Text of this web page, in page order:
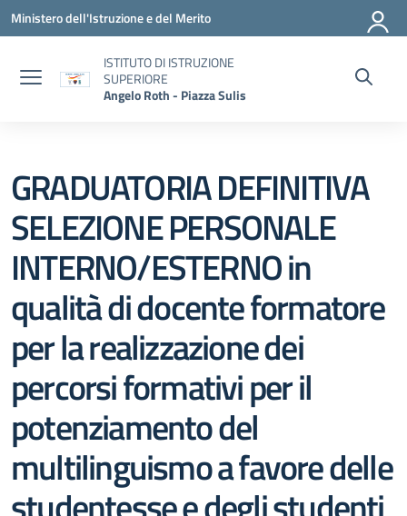
Vai ai contenuti
Vai al menu di navigazione
Vai al footer
Ministero dell'Istruzione e del Merito
ISTITUTO DI ISTRUZIONE
SUPERIORE
Angelo Roth - Piazza Sulis
GRADUATORIA DEFINITIVA
SELEZIONE PERSONALE
INTERNO/ESTERNO in
qualità di docente formatore
per la realizzazione dei
percorsi formativi per il
potenziamento del
multilinguismo a favore delle